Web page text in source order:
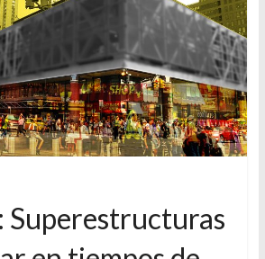
Superestructuras